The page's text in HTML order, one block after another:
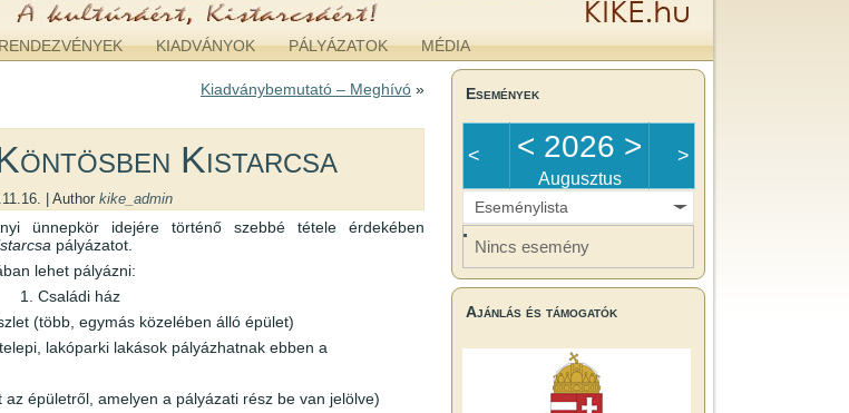
KIADVÁNYOK PÁLYÁZATOK MÉDIA
Kiadványbemutató – Meghívó »
Kistarcsa
| Author kike_admin
ünnepkör idejére történő szebbé tétele érdekében
pályázatot.
lehet pályázni:
1. Családi ház
(több, egymás közelében álló épület)
lakóparki lakások pályázhatnak ebben a
épületről, amelyen a pályázati rész be van jelölve)
Események
< < 2026 >
Augusztus
>
Eseménylista
Nincs esemény
Ajánlás és támogatók